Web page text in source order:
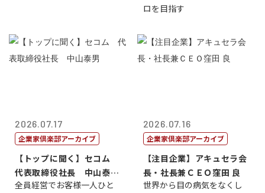
ロを目指す
2026.07.17
企業家倶楽部アーカイブ
【トップに聞く】セコム
代表取締役社長 中山泰
男
全員経営でお客様一人ひと
2026.07.16
企業家倶楽部アーカイブ
【注目企業】アキュセラ会
長・社長兼ＣＥＯ窪田 良
世界から目の病気をなくし